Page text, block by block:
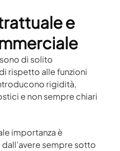
e
di solito
rispetto alle funzioni
rigidità,
e non sempre chiari
importanza è
sempre sotto